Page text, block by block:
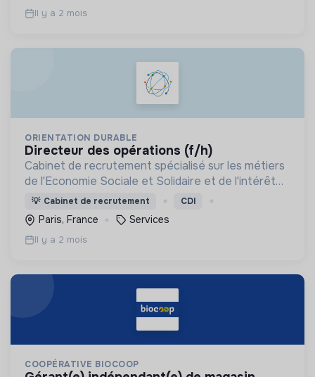
Il y a 2 mois
ORIENTATION DURABLE
directeur des opérations (f/h)
Cabinet de recrutement spécialisé sur les métiers
de l'Economie Sociale et Solidaire et de l'intérêt
général
💡 Cabinet de recrutement CDI
Paris, France Services
Il y a 2 mois
COOPÉRATIVE BIOCOOP